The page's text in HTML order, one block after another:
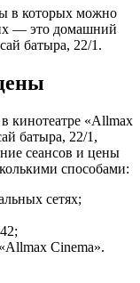
в которых можно
— это домашний
батыра, 22/1.
кинотеатре «Allmax
батыра, 22/1,
сеансов и цены
способами:
сетях;
Cinema».